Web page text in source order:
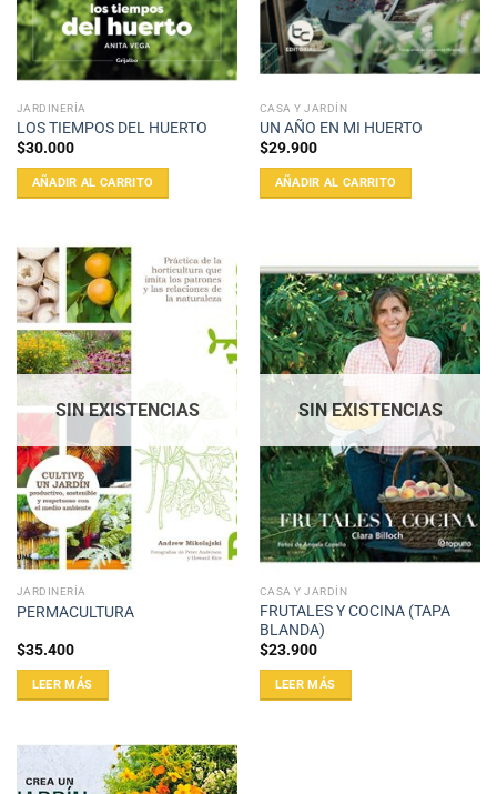
JARDINERÍA
LOS TIEMPOS DEL HUERTO
$30.000
AÑADIR AL CARRITO
CASA Y JARDÍN
UN AÑO EN MI HUERTO
$29.900
AÑADIR AL CARRITO
SIN EXISTENCIAS
JARDINERÍA
PERMACULTURA
$35.400
LEER MÁS
SIN EXISTENCIAS
CASA Y JARDÍN
FRUTALES Y COCINA (TAPA
BLANDA)
$23.900
LEER MÁS